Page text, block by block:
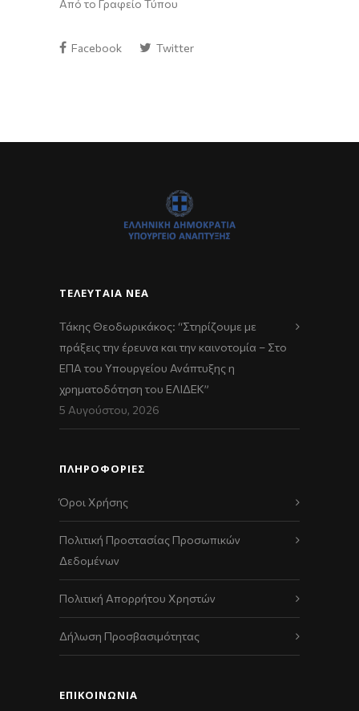
Από το Γραφείο Τύπου
Facebook Twitter
ΤΕΛΕΥΤΑΊΑ ΝΈΑ
Τάκης Θεοδωρικάκος: “Στηρίζουμε με
πράξεις την έρευνα και την καινοτομία – Στο
ΕΠΑ του Υπουργείου Ανάπτυξης η
χρηματοδότηση του ΕΛΙΔΕΚ”
5 Αυγούστου, 2026
ΠΛΗΡΟΦΟΡΙΕΣ
Όροι Χρήσης
Πολιτική Προστασίας Προσωπικών
Δεδομένων
Πολιτική Απορρήτου Χρηστών
Δήλωση Προσβασιμότητας
ΕΠΙΚΟΙΝΩΝΊΑ